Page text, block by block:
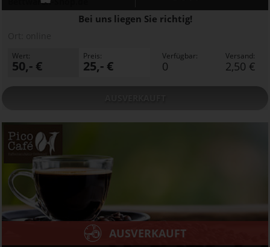
Bei uns liegen Sie richtig!
Wert:
50,- €
Preis:
25,- €
Verfügbar:
0
Versand:
2,50 €
AUSVERKAUFT